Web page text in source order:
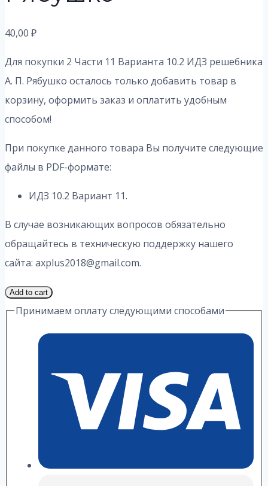
40,00 ₽
Для покупки 2 Части 11 Варианта 10.2 ИДЗ решебника
А. П. Рябушко осталось только добавить товар в
корзину, оформить заказ и оплатить удобным
способом!
При покупке данного товара Вы получите следующие
файлы в PDF-формате:
ИДЗ 10.2 Вариант 11.
В случае возникающих вопросов обязательно
обращайтесь в техническую поддержку нашего
сайта: axplus2018@gmail.com.
2
Часть
quantity
Add to cart
Принимаем оплату следующими способами